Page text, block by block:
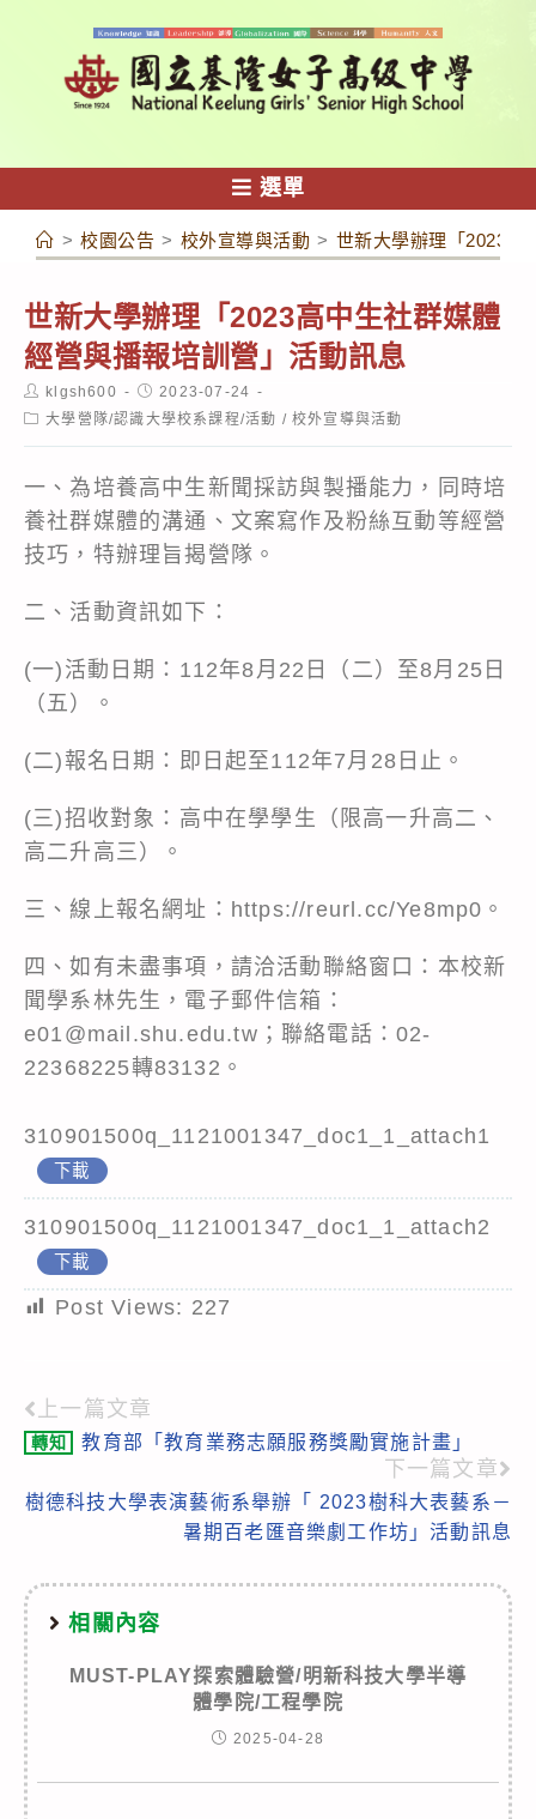
容
選單
> 校園公告 > 校外宣導與活動 > 世新大學辦理「2023高
世新大學辦理「2023高中生社群媒體
經營與播報培訓營」活動訊息
Post
author:
klgsh600
Post
published:
2023-07-24
Post大學營隊/認識大學校系課程/活動 / 校外宣導與活動
一、為培養高中生新聞採訪與製播能力，同時培
養社群媒體的溝通、文案寫作及粉絲互動等經營
技巧，特辦理旨揭營隊。
二、活動資訊如下：
(一)活動日期：112年8月22日（二）至8月25日
（五）。
(二)報名日期：即日起至112年7月28日止。
(三)招收對象：高中在學學生（限高一升高二、
高二升高三）。
三、線上報名網址： https://reurl.cc/Ye8mp0 。
四、如有未盡事項，請洽活動聯絡窗口：本校新
聞學系林先生，電子郵件信箱：
e01@mail.shu.edu.tw；聯絡電話：02-
22368225轉83132。
310901500q_1121001347_doc1_1_attach1
下載
310901500q_1121001347_doc1_1_attach2
下載
Post Views: 227
Read
more
articles
上一篇文章
轉知 教育部「教育業務志願服務獎勵實施計畫」
下一篇文章
樹德科技大學表演藝術系舉辦「 2023樹科大表藝系－
暑期百老匯音樂劇工作坊」活動訊息
相關內容
MUST-PLAY探索體驗營/明新科技大學半導
體學院/工程學院
2025-04-28